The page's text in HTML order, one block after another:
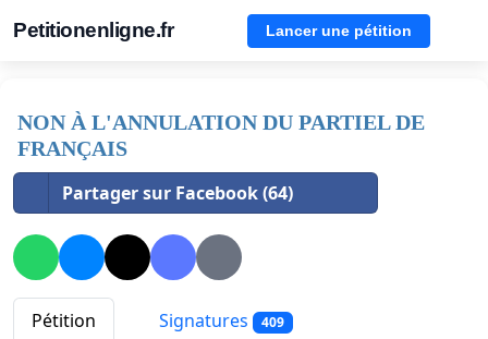
Petitionenligne.fr Lancer une pétition
NON À L'ANNULATION DU PARTIEL DE
FRANÇAIS
Partager sur Facebook (64)
Pétition Signatures 409